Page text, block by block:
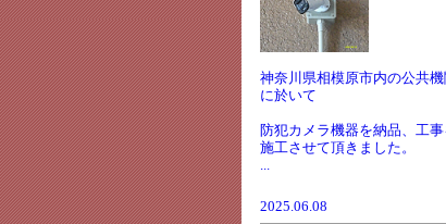
神奈川県相模原市内の公共機
に於いて
防犯カメラ機器を納品、工事
施工させて頂きました。
...
2025.06.08